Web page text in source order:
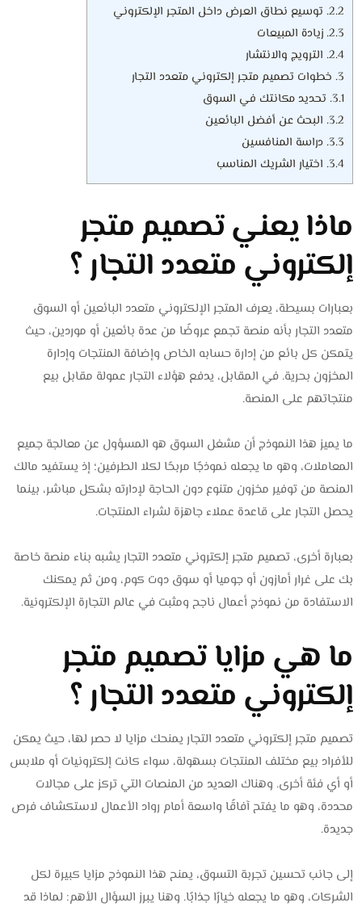
2.2. توسيع نطاق العرض داخل المتجر الإلكتروني
2.3. زيادة المبيعات
2.4. الترويج والانتشار
3. خطوات تصميم متجر إلكتروني متعدد التجار
3.1. تحديد مكانتك في السوق
3.2. البحث عن أفضل البائعين
3.3. دراسة المنافسين
3.4. اختيار الشريك المناسب
ماذا يعني تصميم متجر
إلكتروني متعدد التجار ؟
بعبارات بسيطة، يعرف المتجر الإلكتروني متعدد البائعين أو السوق
متعدد التجار بأنه منصة تجمع عروضًا من عدة بائعين أو موردين، حيث
يتمكن كل بائع من إدارة حسابه الخاص وإضافة المنتجات وإدارة
المخزون بحرية. في المقابل، يدفع هؤلاء التجار عمولة مقابل بيع
منتجاتهم على المنصة.
ما يميز هذا النموذج أن مشغل السوق هو المسؤول عن معالجة جميع
المعاملات، وهو ما يجعله نموذجًا مربحًا لكلا الطرفين؛ إذ يستفيد مالك
المنصة من توفير مخزون متنوع دون الحاجة لإدارته بشكل مباشر، بينما
يحصل التجار على قاعدة عملاء جاهزة لشراء المنتجات.
بعبارة أخرى، تصميم متجر إلكتروني متعدد التجار يشبه بناء منصة خاصة
بك على غرار أمازون أو جوميا أو سوق دوت كوم، ومن ثم يمكنك
الاستفادة من نموذج أعمال ناجح ومثبت في عالم التجارة الإلكترونية.
ما هي مزايا تصميم متجر
إلكتروني متعدد التجار ؟
تصميم متجر إلكتروني متعدد التجار يمنحك مزايا لا حصر لها، حيث يمكن
للأفراد بيع مختلف المنتجات بسهولة، سواء كانت إلكترونيات أو ملابس
أو أي فئة أخرى. وهناك العديد من المنصات التي تركز على مجالات
محددة، وهو ما يفتح آفاقًا واسعة أمام رواد الأعمال لاستكشاف فرص
جديدة.
إلى جانب تحسين تجربة التسوق، يمنح هذا النموذج مزايا كبيرة لكل
الشركات، وهو ما يجعله خيارًا جذابًا. وهنا يبرز السؤال الأهم: لماذا قد